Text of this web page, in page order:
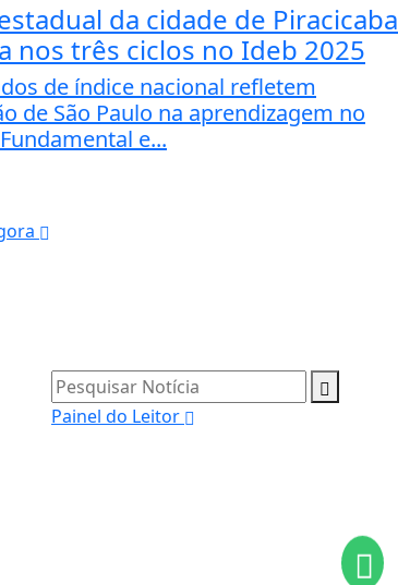
da cidade de Piracicaba
nos três ciclos no Ideb 2025
de índice nacional refletem
de São Paulo na aprendizagem no
e...
Pesquisar Notícia
Painel do Leitor
você